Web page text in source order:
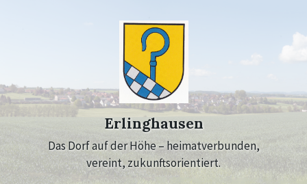
Erlinghausen
Das Dorf auf der Höhe – heimatverbunden,
vereint, zukunftsorientiert.